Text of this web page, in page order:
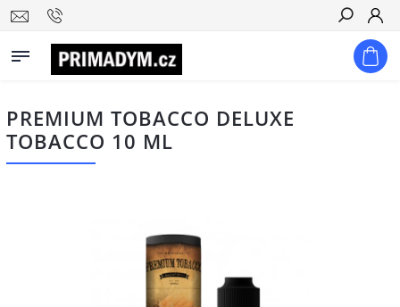
Hledat
PREMIUM TOBACCO DELUXE
TOBACCO 10 ML